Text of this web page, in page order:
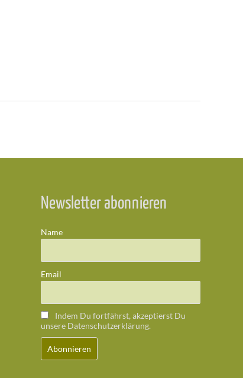
Newsletter abonnieren
Name
Email
Indem Du fortfährst, akzeptierst Du
unsere Datenschutzerklärung.